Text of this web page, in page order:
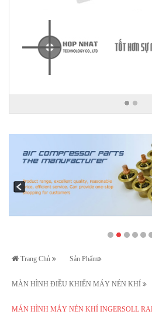
Trang Chủ Sản Phẩm
MÀN HÌNH ĐIỀU KHIỂN MÁY NÉN KHÍ
MÁN HÌNH MÁY NÉN KHÍ INGERSOLL